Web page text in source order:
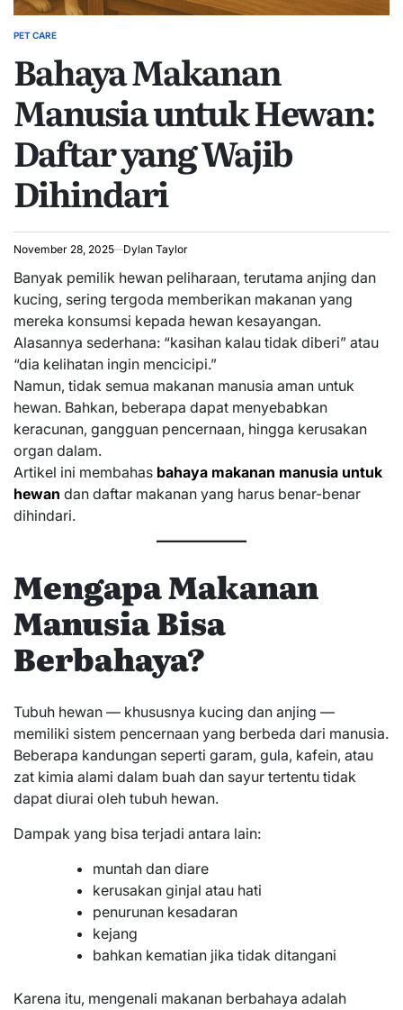
POSTED
PET CARE
Bahaya Makanan
Manusia untuk Hewan:
Daftar yang Wajib
Dihindari
November 28, 2025 Dylan Taylor
Banyak pemilik hewan peliharaan, terutama anjing dan
kucing, sering tergoda memberikan makanan yang
mereka konsumsi kepada hewan kesayangan.
Alasannya sederhana: “kasihan kalau tidak diberi” atau
“dia kelihatan ingin mencicipi.”
Namun, tidak semua makanan manusia aman untuk
hewan. Bahkan, beberapa dapat menyebabkan
keracunan, gangguan pencernaan, hingga kerusakan
organ dalam.
Artikel ini membahas bahaya makanan manusia untuk
hewan dan daftar makanan yang harus benar-benar
dihindari.
Mengapa Makanan
Manusia Bisa
Berbahaya?
Tubuh hewan — khususnya kucing dan anjing —
memiliki sistem pencernaan yang berbeda dari manusia.
Beberapa kandungan seperti garam, gula, kafein, atau
zat kimia alami dalam buah dan sayur tertentu tidak
dapat diurai oleh tubuh hewan.
Dampak yang bisa terjadi antara lain:
muntah dan diare
kerusakan ginjal atau hati
penurunan kesadaran
kejang
bahkan kematian jika tidak ditangani
Karena itu, mengenali makanan berbahaya adalah